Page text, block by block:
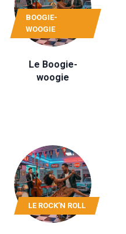
BOOGIE-
WOOGIE
Le Boogie-
woogie
LE ROCK’N ROLL